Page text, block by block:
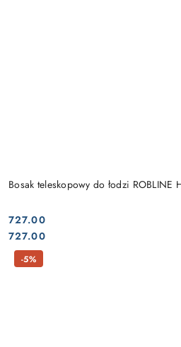
Bosak teleskopowy do łodzi
Cena:
727.00
Cena:
727.00
-5%